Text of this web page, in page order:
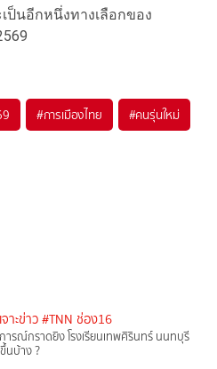
ป็นอีกหนึ่งทางเลือกของ
#การเมืองไทย #คนรุ่นใหม่
าะข่าว #TNN ช่อง16
ารณ์กราดยิง โรงเรียนเทพศิรินทร์ นนทบุรี
ขึ้นบ้าง ?